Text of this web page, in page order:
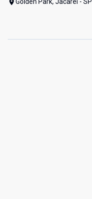
Golden Park, Jacareí - SP